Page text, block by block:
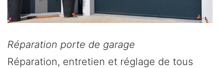
Réparation porte de garage
Réparation, entretien et réglage de tous